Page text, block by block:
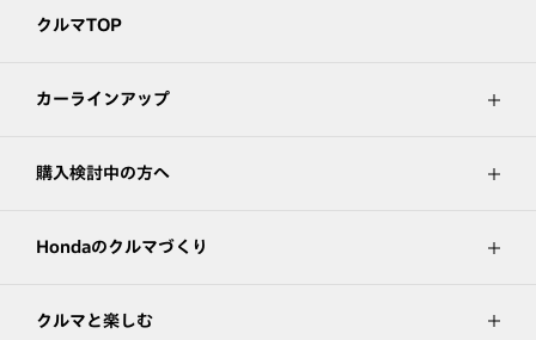
クルマTOP
カーラインアップ
購入検討中の方へ
Hondaのクルマづくり
クルマと楽しむ